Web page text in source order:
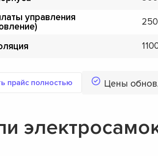
управления
прайс полностью Цены